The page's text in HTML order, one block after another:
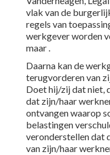
vlak van de
regels van
werkgever worden
maar .
Daarna kan de
terugvorderen van
Doet hij/zij dat niet,
dat zijn/haar
ontvangen waarop
belastingen
veronderstellen dat
van zijn/haar